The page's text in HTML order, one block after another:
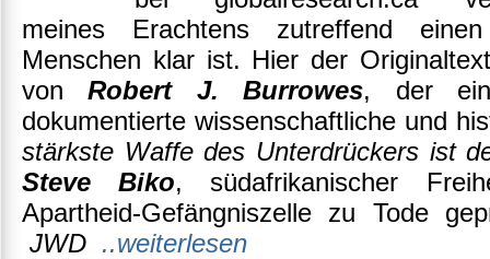
meines Erachtens zutreffend
Menschen klar ist. Hier der
vonRobert J. Burrowes, der
dokumentierte wissenschaftliche und
stärkste Waffe des Unterdrückers ist
Steve Biko, südafrikanischer
Apartheid-Gefängniszelle zu Tode
JWD ..weiterlesen